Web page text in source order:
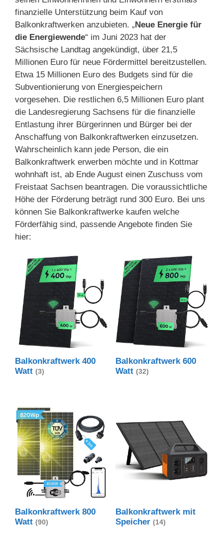
finanzielle Unterstützung beim Kauf von
Balkonkraftwerken anzubieten. „Neue Energie für
die Energiewende“ im Juni 2023 hat der
Sächsische Landtag angekündigt, über 21,5
Millionen Euro für neue Fördermittel bereitzustellen.
Etwa 15 Millionen Euro des Budgets sind für die
Subventionierung von Energiespeichern
vorgesehen. Die restlichen 6,5 Millionen Euro plant
die Landesregierung Sachsens für die finanzielle
Entlastung ihrer Bürgerinnen und Bürger bei der
Anschaffung von Balkonkraftwerken einzusetzen.
Wahrscheinlich kann jede Person, die ein
Balkonkraftwerk erwerben möchte und in Kottmar
wohnhaft ist, ab Ende August einen Zuschuss vom
Freistaat Sachsen beantragen. Die voraussichtliche
Höhe der Förderung beträgt rund 300 Euro. Bei uns
können Sie Balkonkraftwerke kaufen welche
Förderfähig sind, passende Angebote finden Sie
hier:
Balkonkraftwerk 400
Watt (3)
Balkonkraftwerk 600
Watt (32)
Balkonkraftwerk 800
Watt (90)
Balkonkraftwerk mit
Speicher (14)